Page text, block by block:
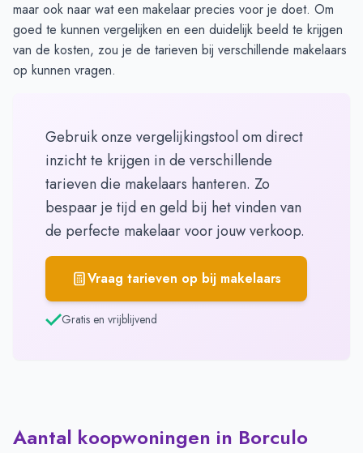
maar ook naar wat een makelaar precies voor je doet. Om
goed te kunnen vergelijken en een duidelijk beeld te krijgen
van de kosten, zou je de tarieven bij verschillende makelaars
op kunnen vragen.
Gebruik onze vergelijkingstool om direct
inzicht te krijgen in de verschillende
tarieven die makelaars hanteren. Zo
bespaar je tijd en geld bij het vinden van
de perfecte makelaar voor jouw verkoop.
Vraag tarieven op bij makelaars
Gratis en vrijblijvend
Aantal koopwoningen in Borculo